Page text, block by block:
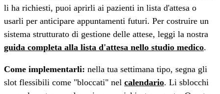
li ha richiesti, puoi aprirli ai pazienti in lista d'attesa o
usarli per anticipare appuntamenti futuri. Per costruire un
sistema strutturato di gestione delle attese, leggi la nostra
guida completa alla lista d'attesa nello studio medico.
Come implementarli: nella tua settimana tipo, segna gli
slot flessibili come "bloccati" nel calendario. Li sblocchi